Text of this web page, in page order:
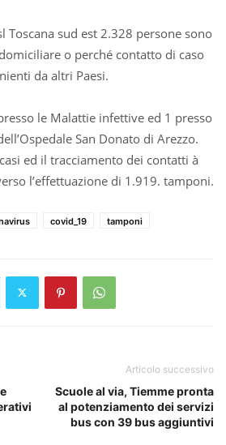
Toscana sud est 2.328 persone sono
o perché contatto di caso
da altri Paesi.
le Malattie infettive ed 1 presso
San Donato di Arezzo.
ed il tracciamento dei contatti à
l’effettuazione di 1.919. tamponi.
covid_19 tamponi
Articolo successivo
Scuole al via, Tiemme pronta
al potenziamento dei servizi
bus con 39 bus aggiuntivi